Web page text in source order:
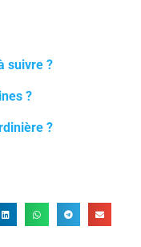
suivre ?
?
?